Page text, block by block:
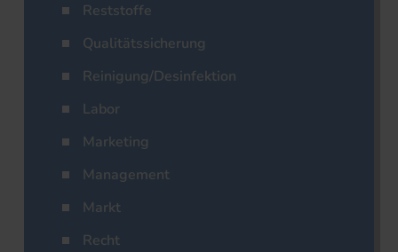
Reststoffe
Qualitätssicherung
Reinigung/Desinfektion
Labor
Marketing
Management
Markt
Recht